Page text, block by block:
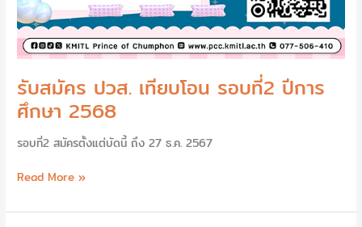
รับสมัคร ปวส. เทียบโอน รอบที่2 ปีการ
ศึกษา 2568
รอบที่2 สมัครตั้งแต่บัดนี้ ถึง 27 ธ.ค. 2567
Read More »